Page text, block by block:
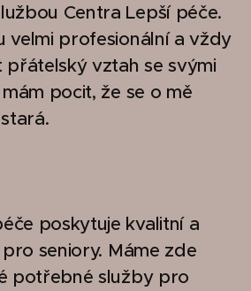
Centra Lepší péče.
velmi profesionální a vždy
přátelský vztah se svými
pocit, že se o mě
poskytuje kvalitní a
seniory. Máme zde
potřebné služby pro